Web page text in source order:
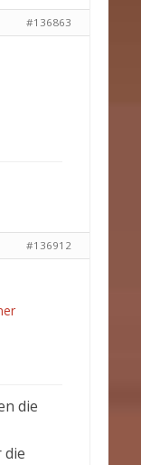
#136863
#136912
die
die